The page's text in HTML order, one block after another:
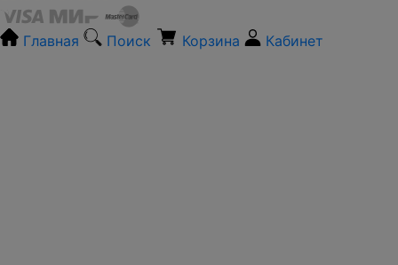
Главная Поиск Корзина Кабинет